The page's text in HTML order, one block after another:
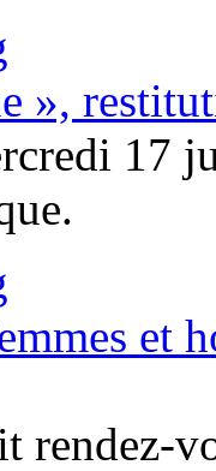
»,
17
et
rendez-